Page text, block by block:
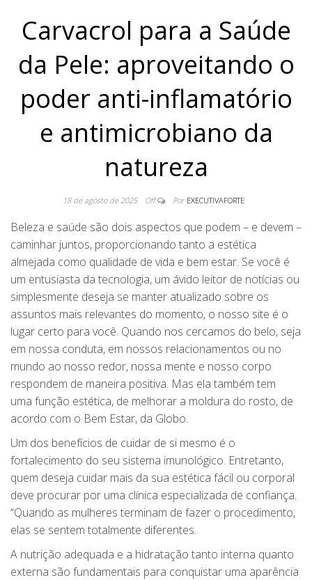
Carvacrol para a Saúde
da Pele: aproveitando o
poder anti-inflamatório
e antimicrobiano da
natureza
18 de agosto de 2025 Off Por EXECUTIVAFORTE
Beleza e saúde são dois aspectos que podem – e devem –
caminhar juntos, proporcionando tanto a estética
almejada como qualidade de vida e bem estar. Se você é
um entusiasta da tecnologia, um ávido leitor de notícias ou
simplesmente deseja se manter atualizado sobre os
assuntos mais relevantes do momento, o nosso site é o
lugar certo para você. Quando nos cercamos do belo, seja
em nossa conduta, em nossos relacionamentos ou no
mundo ao nosso redor, nossa mente e nosso corpo
respondem de maneira positiva. Mas ela também tem
uma função estética, de melhorar a moldura do rosto, de
acordo com o Bem Estar, da Globo.
Um dos benefícios de cuidar de si mesmo é o
fortalecimento do seu sistema imunológico. Entretanto,
quem deseja cuidar mais da sua estética fácil ou corporal
deve procurar por uma clínica especializada de confiança.
“Quando as mulheres terminam de fazer o procedimento,
elas se sentem totalmente diferentes.
A nutrição adequada e a hidratação tanto interna quanto
externa são fundamentais para conquistar uma aparência